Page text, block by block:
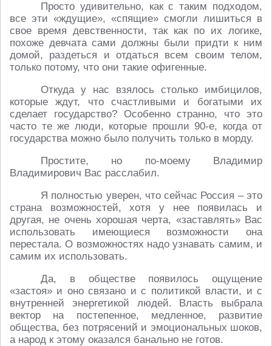
Просто удивительно, как с таким подходом,
все эти «ждущие», «спящие» смогли лишиться в
свое время девственности, так как по их логике,
похоже девчата сами должны были придти к ним
домой, раздеться и отдаться всем своим телом,
только потому, что они такие офигенные.
Откуда у нас взялось столько имбицилов,
которые ждут, что счастливыми и богатыми их
сделает государство? Особенно странно, что это
часто те же люди, которые прошли 90-е, когда от
государства можно было получить только в морду.
Простите, но по-моему Владимир
Владимирович Вас расслабил.
Я полностью уверен, что сейчас Россия – это
страна возможностей, хотя у нее появилась и
другая, не очень хорошая черта, «заставлять» Вас
использовать имеющиеся возможности она
перестала. О возможностях надо узнавать самим, и
самим их использовать.
Да, в обществе появилось ощущение
«застоя» и оно связано и с политикой власти, и с
внутренней энергетикой людей. Власть выбрала
вектор на постепенное, медленное, развитие
общества, без потрясений и эмоциональных шоков,
а народ к этому оказался банально не готов.